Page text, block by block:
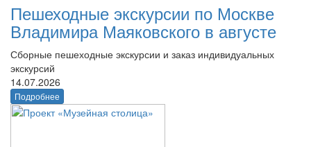
Пешеходные экскурсии по Москве
Владимира Маяковского в августе
Сборные пешеходные экскурсии и заказ индивидуальных
экскурсий
14.07.2026
Подробнее